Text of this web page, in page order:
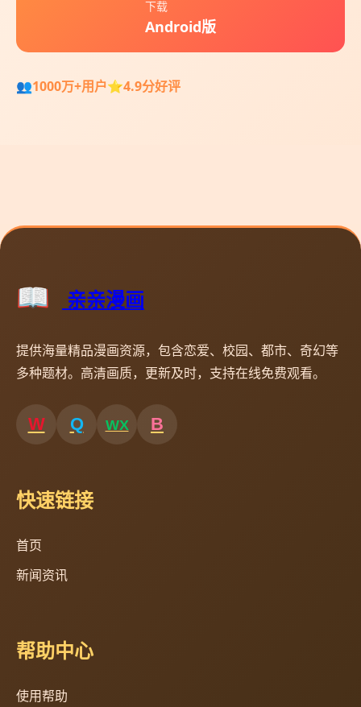
下载
Android版
1000万+用户 4.9分好评
亲亲漫画
提供海量精品漫画资源，包含恋爱、校园、都市、奇幻等
多种题材。高清画质，更新及时，支持在线免费观看。
快速链接
首页
新闻资讯
帮助中心
使用帮助